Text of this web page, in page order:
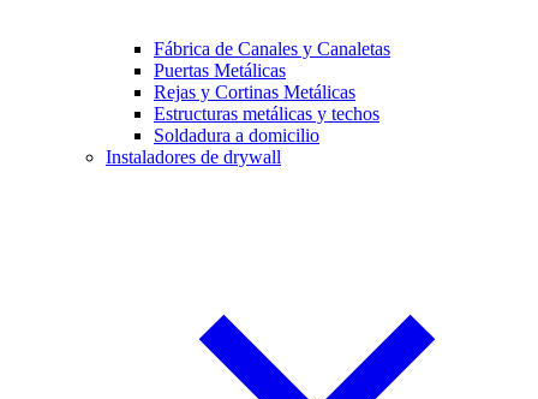
Fábrica de Canales y Canaletas
Puertas Metálicas
Rejas y Cortinas Metálicas
Estructuras metálicas y techos
Soldadura a domicilio
Instaladores de drywall